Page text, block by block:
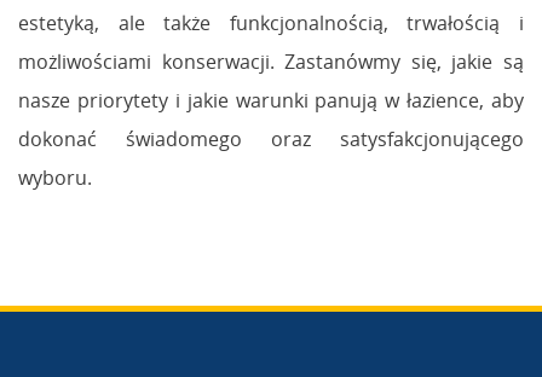
estetyką, ale także funkcjonalnością, trwałością i
możliwościami konserwacji. Zastanówmy się, jakie są
nasze priorytety i jakie warunki panują w łazience, aby
dokonać świadomego oraz satysfakcjonującego
wyboru.